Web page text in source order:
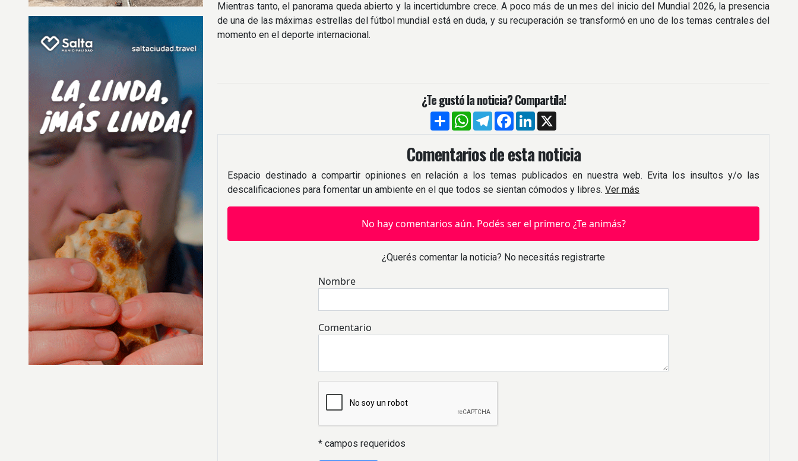
Mientras tanto, el panorama queda abierto y la incertidumbre crece. A poco más de un mes del inicio del Mundial 2026, la presencia
de una de las máximas estrellas del fútbol mundial está en duda, y su recuperación se transformó en uno de los temas centrales del
momento en el deporte internacional.
¿Te gustó la noticia? Compartíla!
CompartirWhatsApp
TelegramFacebook
LinkedIn
Comentarios de esta noticia
Espacio destinado a compartir opiniones en relación a los temas publicados en nuestra web. Evita los insultos y/o las
descalificaciones para fomentar un ambiente en el que todos se sientan cómodos y libres. Ver más
No hay comentarios aún. Podés ser el primero ¿Te animás?
¿Querés comentar la noticia? No necesitás registrarte
Nombre
Comentario
* campos requeridos